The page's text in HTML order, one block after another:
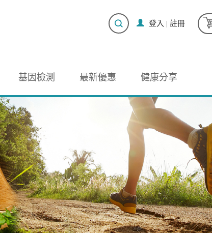
登入 | 註冊
基因檢測 最新優惠 健康分享